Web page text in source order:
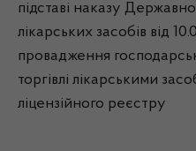
підставі наказу
лікарських засобів від
провадження
торгівлі лікарськими
ліцензійного реєстру